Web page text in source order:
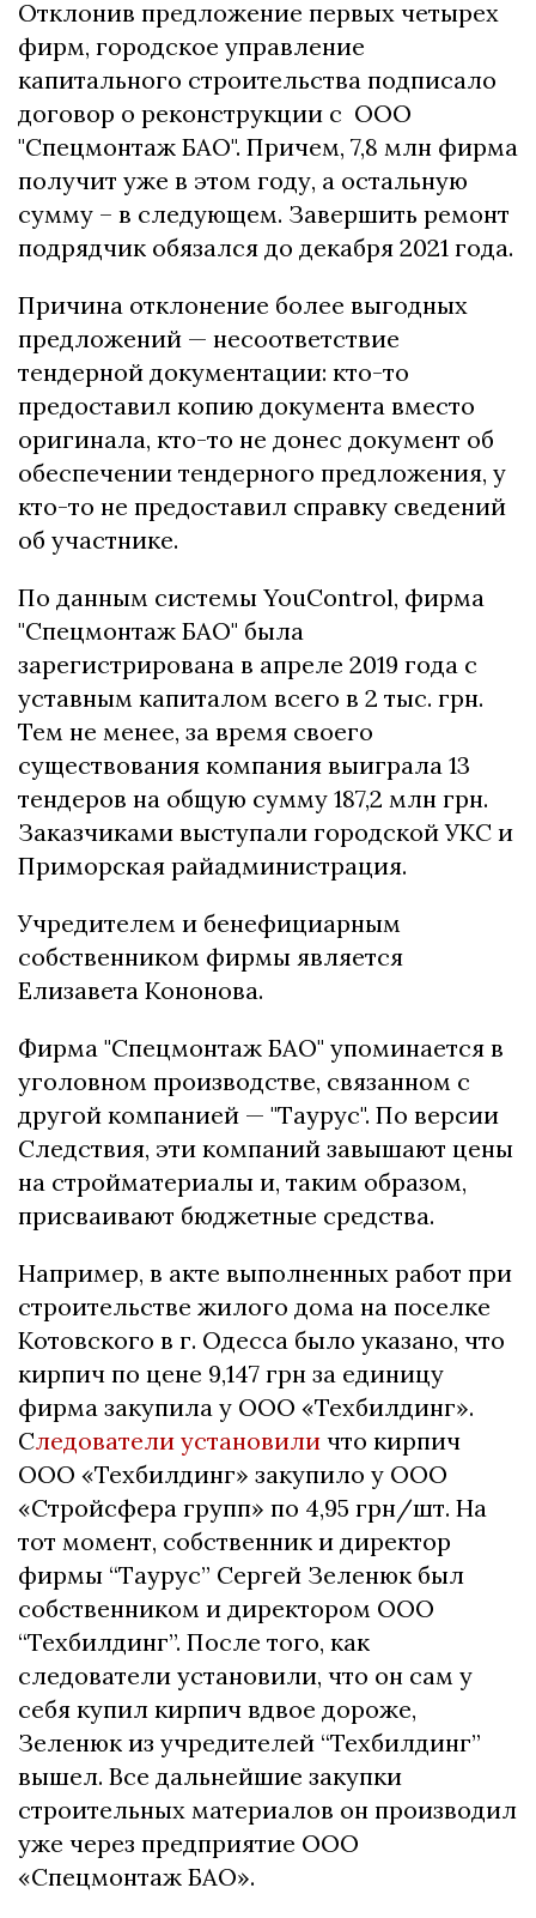
Отклонив предложение первых четырех
фирм, городское управление
капитального строительства подписало
договор о реконструкции с ООО
"Спецмонтаж БАО". Причем, 7,8 млн фирма
получит уже в этом году, а остальную
сумму – в следующем. Завершить ремонт
подрядчик обязался до декабря 2021 года.
Причина отклонение более выгодных
предложений — несоответствие
тендерной документации: кто-то
предоставил копию документа вместо
оригинала, кто-то не донес документ об
обеспечении тендерного предложения, у
кто-то не предоставил справку сведений
об участнике.
По данным системы YouControl, фирма
"Спецмонтаж БАО" была
зарегистрирована в апреле 2019 года с
уставным капиталом всего в 2 тыс. грн.
Тем не менее, за время своего
существования компания выиграла 13
тендеров на общую сумму 187,2 млн грн.
Заказчиками выступали городской УКС и
Приморская райадминистрация.
Учредителем и бенефициарным
собственником фирмы является
Елизавета Кононова.
Фирма "Спецмонтаж БАО" упоминается в
уголовном производстве, связанном с
другой компанией — "Таурус". По версии
Следствия, эти компаний завышают цены
на стройматериалы и, таким образом,
присваивают бюджетные средства.
Например, в акте выполненных работ при
строительстве жилого дома на поселке
Котовского в г. Одесса было указано, что
кирпич по цене 9,147 грн за единицу
фирма закупила у ООО «Техбилдинг».
Следователи установили что кирпич
ООО «Техбилдинг» закупило у ООО
«Стройсфера групп» по 4,95 грн/шт. На
тот момент, собственник и директор
фирмы “Таурус” Сергей Зеленюк был
собственником и директором ООО
“Техбилдинг”. После того, как
следователи установили, что он сам у
себя купил кирпич вдвое дороже,
Зеленюк из учредителей “Техбилдинг”
вышел. Все дальнейшие закупки
строительных материалов он производил
уже через предприятие ООО
«Спецмонтаж БАО».